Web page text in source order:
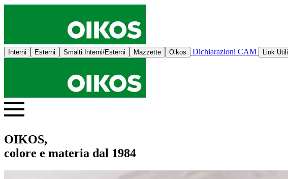
Interni Esterni Smalti Interni/Esterni Mazzette Oikos Dichiarazioni CAM Link Utili
OIKOS,
colore e materia dal 1984